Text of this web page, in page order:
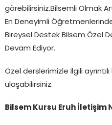
görebilirsiniz.Bilsemli Olmak
En Deneyimli
Bireysel Destek Bilsem Özel
Devam Ediyor.
Özel derslerimizle İlgili
ulaşabilirsiniz.
Bilsem Kursu Eruh İletişim